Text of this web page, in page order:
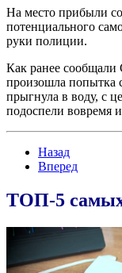
На место прибыли
потенциального
руки полиции.
Как ранее
произошла попытка
прыгнула в воду, с
подоспели
Назад
Вперед
ТОП-5 самых